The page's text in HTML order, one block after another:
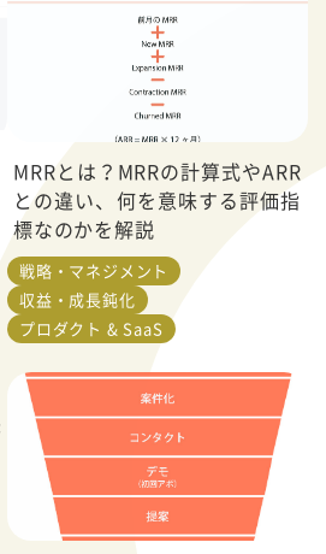
MRRとは？MRRの計算式やARR
との違い、何を意味する評価指
標なのかを解説
戦略・マネジメント
収益・成長鈍化
プロダクト & SaaS